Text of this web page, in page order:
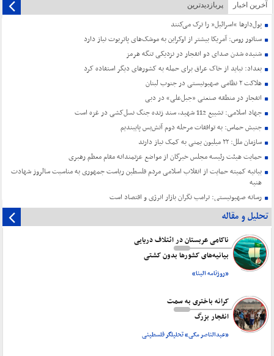
آخرین اخبار پربازدیدترین
پول‌دارها “اسرائیل” را ترک می‌کنند
سناتور روس: آمریکا بیشتر از اوکراین به موشک‌های پاتریوت نیاز دارد
شنیده شدن صدای دو انفجار در نزدیکی تنگه هرمز
بغداد: نباید از خاک عراق برای حمله به کشورهای دیگر استفاده کرد
هلاکت ۲ نظامی صهیونیستی در جنوب لبنان
انفجار در منطقه صنعتی «جبل‌علی» در دبی
جهاد اسلامی: تشییع 112 شهید، سند زنده جنگ نسل‌کشی در غزه است
جنبش حماس: به توافقات مرحله دوم آتش‌بس پایبندیم
سازمان ملل: ۲۲ میلیون یمنی به کمک نیاز دارند
حمایت هیئت رئیسه مجلس خبرگان از مواضع عزتمندانه مقام معظم رهبری
بیانیه کمیته حمایت از انقلاب اسلامی مردم فلسطین ریاست جمهوری به مناسبت سالروز شهادت
هنیه
رسانه صهیونیستی: ترامپ نگران بازار انرژی و اقتصاد است
تحلیل و مقاله
ناکامی عربستان در ائتلاف دریایی
بیانیه‌های کشورها بدون کشتی
«روزنامه البنا»
کرانه باختری به سمت
انفجار بزرگ
«عبدالناصر مکی» تحلیلگر فلسطینی